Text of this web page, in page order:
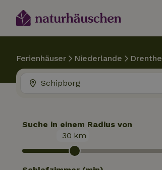
Ferienhäuser Niederlande Drenthe
Suche in einem Radius von
30 km